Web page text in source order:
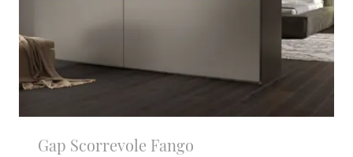
Gap Scorrevole Fango